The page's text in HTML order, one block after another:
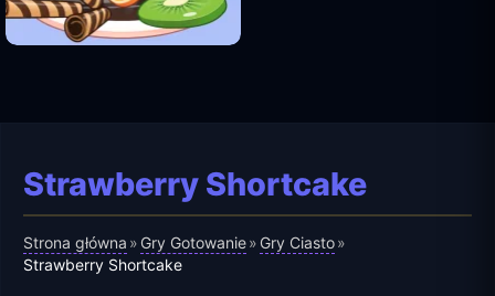
Strawberry Shortcake
Strona główna » Gry Gotowanie» Gry Ciasto»
Strawberry Shortcake